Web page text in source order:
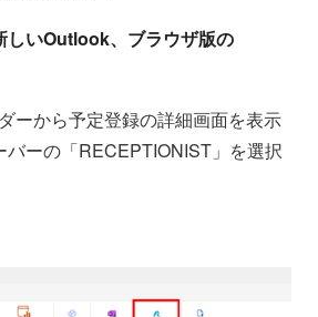
しいOutlook、ブラウザ版の
ーから予定登録の詳細画面を表示
バーの「RECEPTIONIST」を選択